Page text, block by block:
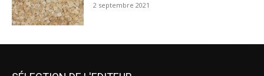
2 septembre 2021